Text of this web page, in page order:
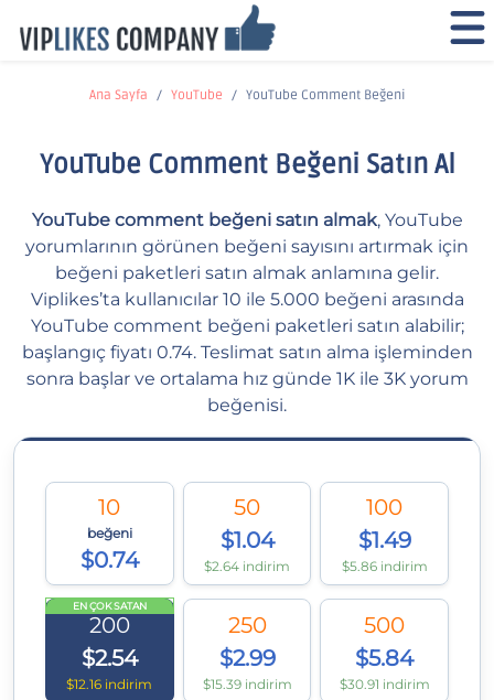
Ana Sayfa YouTube YouTube Comment Beğeni
YouTube Comment Beğeni Satın Al
YouTube comment beğeni satın almak, YouTube
yorumlarının görünen beğeni sayısını artırmak için
beğeni paketleri satın almak anlamına gelir.
Viplikes’ta kullanıcılar 10 ile 5.000 beğeni arasında
YouTube comment beğeni paketleri satın alabilir;
başlangıç fiyatı 0.74. Teslimat satın alma işleminden
sonra başlar ve ortalama hız günde 1K ile 3K yorum
beğenisi.
10
beğeni
$0.74
50
$1.04
$2.64 indirim
100
$1.49
$5.86 indirim
EN ÇOK SATAN
200
$2.54
$12.16 indirim
250
$2.99
$15.39 indirim
500
$5.84
$30.91 indirim